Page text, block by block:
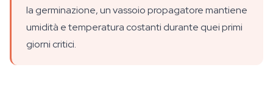
la germinazione, un vassoio propagatore mantiene
umidità e temperatura costanti durante quei primi
giorni critici.